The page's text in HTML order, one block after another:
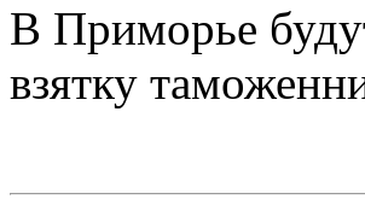
В Приморье
взятку